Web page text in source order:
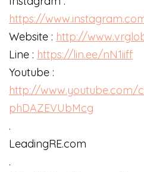
https://
Website : http://
Line : https://lin.ee/nN1iiff
Youtube :
http://www.youtube.com/
phDAZEVUbMcg
.
LeadingRE.com
.